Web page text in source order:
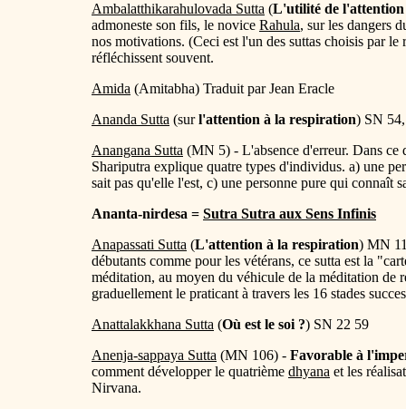
Ambalatthikarahulovada Sutta (L'utilité de l'attention
admoneste son fils, le novice Rahula, sur les dangers
nos motivations. (Ceci est l'un des suttas choisis par
réfléchissent souvent.
Amida (Amitabha) Traduit par Jean Eracle
Ananda Sutta (surl'attention à la respiration) SN
Anangana Sutta (MN 5) - L'absence d'erreur. Dans ce
Shariputra explique quatre types d'individus. a) une
sait pas qu'elle l'est, c) une personne pure qui connaît
Ananta-nirdesa = Sutra Sutra aux Sens Infinis
Anapassati Sutta (L'attention à la respiration) MN
débutants comme pour les vétérans, ce sutta est la
méditation, au moyen du véhicule de la méditation de
graduellement le praticant à travers les 16 stades
Anattalakkhana Sutta (Où est le soi ?) SN 22 59
Anenja-sappaya Sutta (MN 106) - Favorable à
comment développer le quatrième dhyana et les
Nirvana.